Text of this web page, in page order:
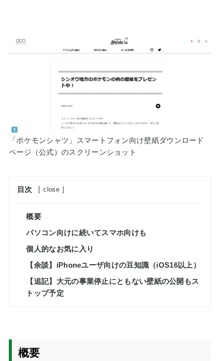
「ポケモンシャツ」スマートフォン向け壁紙ダウンロード
ページ（公式）のスクリーンショット
目次 [ close ]
概要
パソコン向けに続いてスマホ向けも
個人的なお気に入り
【余談】iPhoneユーザ向けの豆知識（iOS16以上）
【追記】大元の事業停止にともない壁紙の公開もス
トップ予定
概要